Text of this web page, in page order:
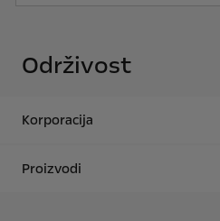
Održivost
Korporacija
Proizvodi